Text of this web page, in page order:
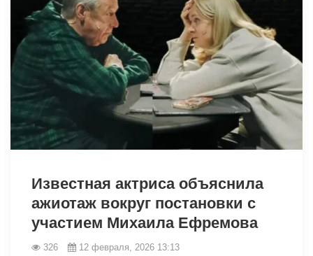
Известная актриса объяснила
ажиотаж вокруг постановки с
участием Михаила Ефремова
326 12 февраля, 2026 13:13